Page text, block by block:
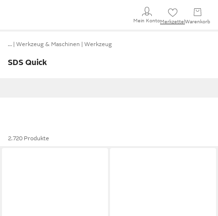
Mein KontoMerkzettel Warenkorb
… Werkzeug & Maschinen Werkzeug
SDS Quick
2.720 Produkte